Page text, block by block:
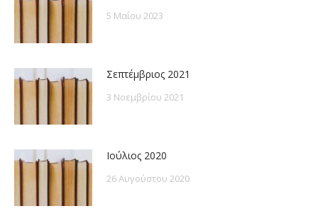
5 Μαΐου 2023
Σεπτέμβριος 2021
3 Νοεμβρίου 2021
Ιούλιος 2020
26 Αυγούστου 2020